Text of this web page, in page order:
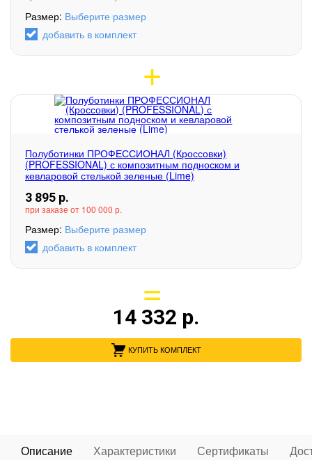
Размер: Выберите размер
добавить в комплект
Полуботинки ПРОФЕССИОНАЛ (Кроссовки)
(PROFESSIONAL) с композитным подноском и
кевларовой стелькой зеленые (Lime)
3 895 р.
при заказе от 100 000 р.
Размер: Выберите размер
добавить в комплект
14 332 р.
КУПИТЬ КОМПЛЕКТ
Описание Характеристики Сертификаты